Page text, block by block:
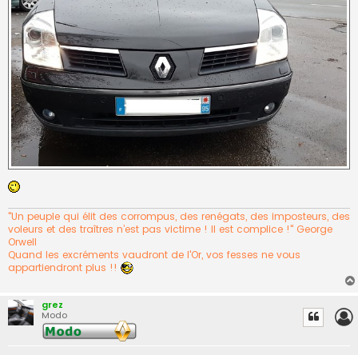
"Un peuple qui élit des corrompus, des renégats, des imposteurs, des
voleurs et des traîtres n’est pas victime ! Il est complice !" George
Orwell
Quand les excréments vaudront de l'Or, vos fesses ne vous
appartiendront plus !!
grez
Modo